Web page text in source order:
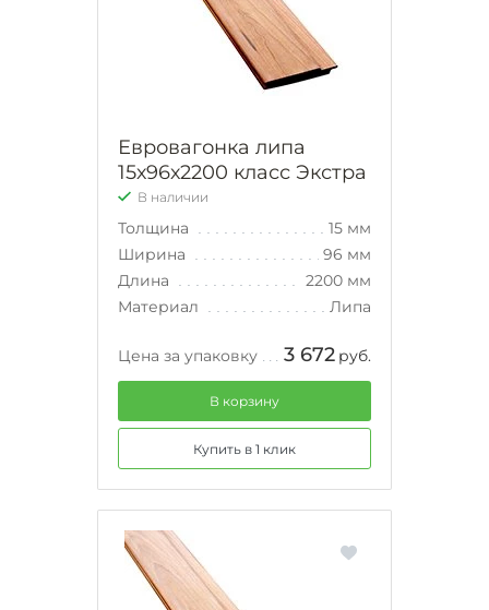
Евровагонка липа
15х96х2200 класс Экстра
В наличии
Толщина
15 мм
Ширина
96 мм
Длина
2200 мм
Материал
Липа
Цена за упаковку 3 672 руб.
В корзину
Купить в 1 клик